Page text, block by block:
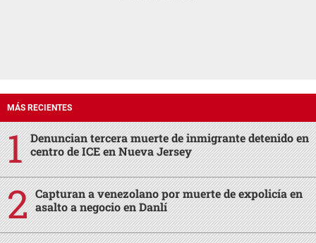
MÁS RECIENTES
Denuncian tercera muerte de inmigrante detenido en
centro de ICE en Nueva Jersey
Capturan a venezolano por muerte de expolicía en
asalto a negocio en Danlí